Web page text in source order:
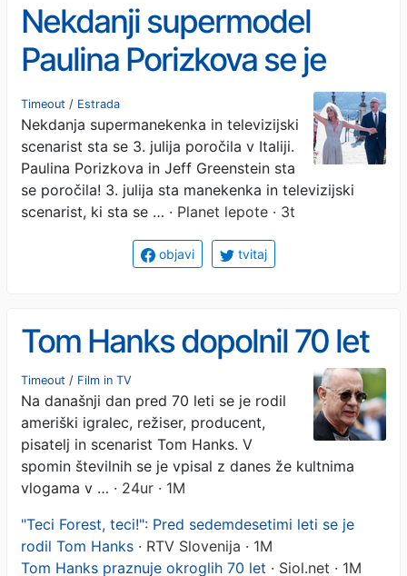
Nekdanji supermodel
Paulina Porizkova se je
poročila!
Timeout / Estrada
Nekdanja supermanekenka in televizijski
scenarist sta se 3. julija poročila v Italiji.
Paulina Porizkova in Jeff Greenstein sta
se poročila! 3. julija sta manekenka in televizijski
scenarist, ki sta se … · Planet lepote · 3t
objavi tvitaj
Tom Hanks dopolnil 70 let
Timeout / Film in TV
Na današnji dan pred 70 leti se je rodil
ameriški igralec, režiser, producent,
pisatelj in scenarist Tom Hanks. V
spomin številnih se je vpisal z danes že kultnima
vlogama v … · 24ur · 1M
"Teci Forest, teci!": Pred sedemdesetimi leti se je
rodil Tom Hanks · RTV Slovenija · 1M
Tom Hanks praznuje okroglih 70 let · Siol.net · 1M